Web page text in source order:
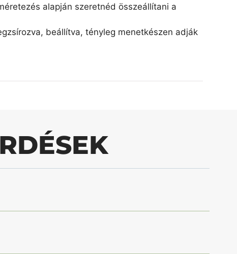
alapján szeretnéd összeállítani a
beállítva, tényleg menetkészen adják